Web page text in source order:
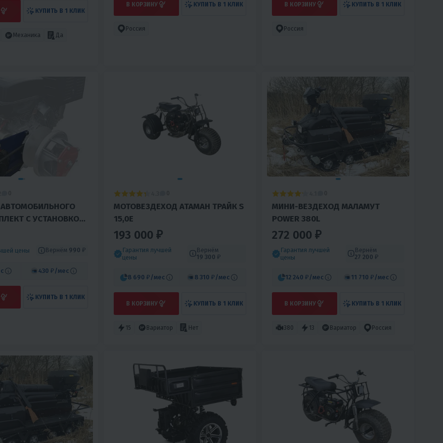
КУПИТЬ В 1 КЛИК
Механика
Да
В КОРЗИНУ КУПИТЬ В 1 КЛИК
Россия
В КОРЗИНУ КУПИТЬ В 1 КЛИК
Россия
АВТОМОБИЛЬНОГО
С УСТАНОВКОЙ)
цены Вернём 990 ₽
430 ₽ /мес
КУПИТЬ В 1 КЛИК
МОТОВЕЗДЕХОД АТАМАН ТРАЙК S
15,0E
193 000 ₽
Гарантия лучшей
цены
Вернём
19 300 ₽
8 690 ₽ /мес 8 310 ₽ /мес
В КОРЗИНУ КУПИТЬ В 1 КЛИК
15 Вариатор Нет
МИНИ-ВЕЗДЕХОД МАЛАМУТ
POWER 380L
272 000 ₽
Гарантия лучшей
цены
Вернём
27 200 ₽
12 240 ₽ /мес 11 710 ₽ /мес
В КОРЗИНУ КУПИТЬ В 1 КЛИК
380 13 Вариатор Россия